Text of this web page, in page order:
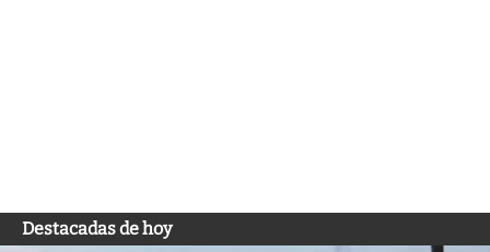
Destacadas de hoy